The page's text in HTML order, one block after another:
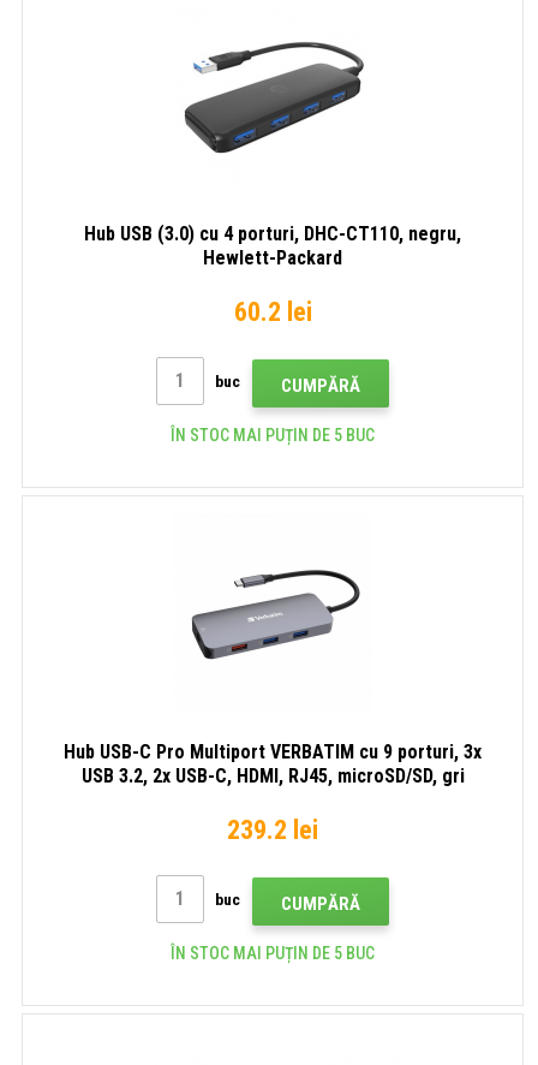
Hub USB (3.0) cu 4 porturi, DHC-CT110, negru,
Hewlett-Packard
60.2 lei
buc CUMPĂRĂ
ÎN STOC MAI PUȚIN DE 5 BUC
Hub USB-C Pro Multiport VERBATIM cu 9 porturi, 3x
USB 3.2, 2x USB-C, HDMI, RJ45, microSD/SD, gri
239.2 lei
buc CUMPĂRĂ
ÎN STOC MAI PUȚIN DE 5 BUC